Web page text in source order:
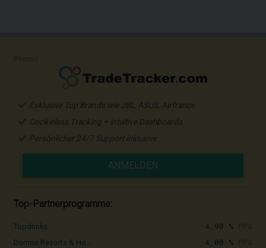
Exklusive Top Brands wie JBL, ASUS, Airfrance
Cookieless Tracking + intuitive Dashboards
Persönlicher 24/7 Support inklusive
ANMELDEN
Top-Partnerprogramme:
Topdrinks 4,90 %
Dormio Resorts & Ho... 4,00 %